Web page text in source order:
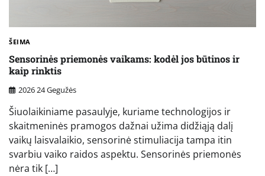
ŠEIMA
Sensorinės priemonės vaikams: kodėl jos būtinos ir
kaip rinktis
2026 24 Gegužės
Šiuolaikiniame pasaulyje, kuriame technologijos ir
skaitmeninės pramogos dažnai užima didžiąją dalį
vaikų laisvalaikio, sensorinė stimuliacija tampa itin
svarbiu vaiko raidos aspektu. Sensorinės priemonės
nėra tik […]